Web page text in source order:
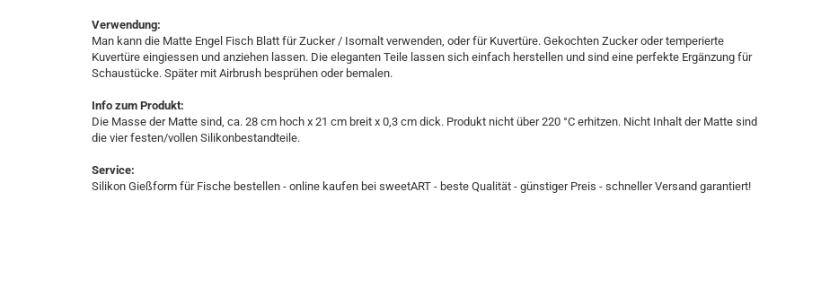
Verwendung:
Man kann die Matte Engel Fisch Blatt für Zucker / Isomalt verwenden, oder für Kuvertüre. Gekochten Zucker oder temperierte
Kuvertüre eingiessen und anziehen lassen. Die eleganten Teile lassen sich einfach herstellen und sind eine perfekte Ergänzung für
Schaustücke. Später mit Airbrush besprühen oder bemalen.
Info zum Produkt:
Die Masse der Matte sind, ca. 28 cm hoch x 21 cm breit x 0,3 cm dick. Produkt nicht über 220 °C erhitzen. Nicht Inhalt der Matte sind
die vier festen/vollen Silikonbestandteile.
Service:
Silikon Gießform für Fische bestellen - online kaufen bei sweetART - beste Qualität - günstiger Preis - schneller Versand garantiert!